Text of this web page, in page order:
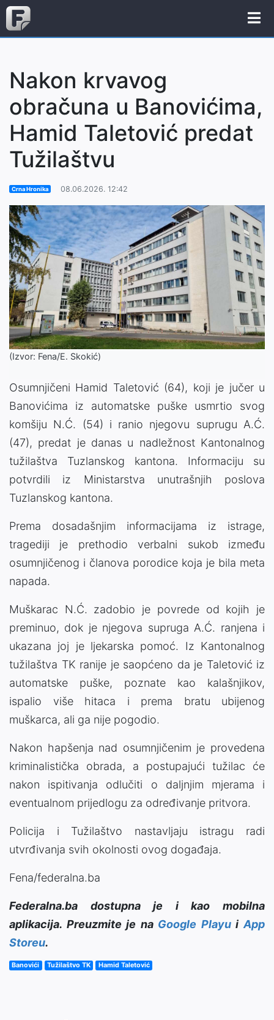
Nakon krvavog
obračuna u Banovićima,
Hamid Taletović predat
Tužilaštvu
Crna Hronika 08.06.2026. 12:42
(Izvor: Fena/E. Skokić)
Osumnjičeni Hamid Taletović (64), koji je jučer u
Banovićima iz automatske puške usmrtio svog
komšiju N.Ć. (54) i ranio njegovu suprugu A.Ć.
(47), predat je danas u nadležnost Kantonalnog
tužilaštva Tuzlanskog kantona. Informaciju su
potvrdili iz Ministarstva unutrašnjih poslova
Tuzlanskog kantona.
Prema dosadašnjim informacijama iz istrage,
tragediji je prethodio verbalni sukob između
osumnjičenog i članova porodice koja je bila meta
napada.
Muškarac N.Ć. zadobio je povrede od kojih je
preminuo, dok je njegova supruga A.Ć. ranjena i
ukazana joj je ljekarska pomoć. Iz Kantonalnog
tužilaštva TK ranije je saopćeno da je Taletović iz
automatske puške, poznate kao kalašnjikov,
ispalio više hitaca i prema bratu ubijenog
muškarca, ali ga nije pogodio.
Nakon hapšenja nad osumnjičenim je provedena
kriminalistička obrada, a postupajući tužilac će
nakon ispitivanja odlučiti o daljnjim mjerama i
eventualnom prijedlogu za određivanje pritvora.
Policija i Tužilaštvo nastavljaju istragu radi
utvrđivanja svih okolnosti ovog događaja.
Fena/federalna.ba
Federalna.ba dostupna je i kao mobilna
aplikacija. Preuzmite je na Google PlayuiApp
Storeu.
Banovići Tužilaštvo TK Hamid Taletović